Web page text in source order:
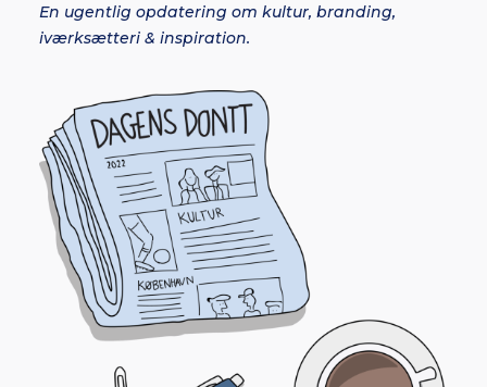
En ugentlig opdatering om kultur, branding,
iværksætteri & inspiration.